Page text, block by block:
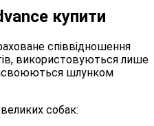
купити
співвідношення
використовуються лише
засвоюються шлунком
собак: